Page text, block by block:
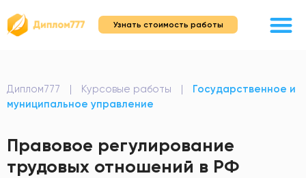
Узнать стоимость работы
Диплом777 | Курсовые работы |
Государственное и
муниципальное управление
Правовое регулирование
трудовых отношений в РФ